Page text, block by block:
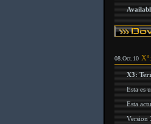
08.Oct.10
X3:
Esta es
Esta
Version